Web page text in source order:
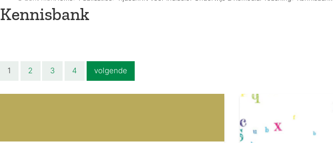
Kennisbank
1 2 3 4 volgende